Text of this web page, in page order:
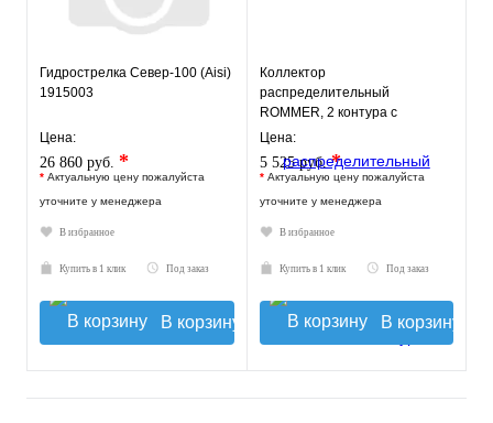
Гидрострелка Север-100 (Aisi)
1915003
Цена:
26 860 руб. *
* Актуальную цену пожалуйста
уточните у менеджера
В избранное
Купить в 1 клик Под заказ
В корзину
Коллектор
распределительный
ROMMER, 2 контура с
гидравлическим
разделителем 1"
Цена:
5 525 руб.*
* Актуальную цену пожалуйста
уточните у менеджера
В избранное
Купить в 1 клик Под заказ
В корзину